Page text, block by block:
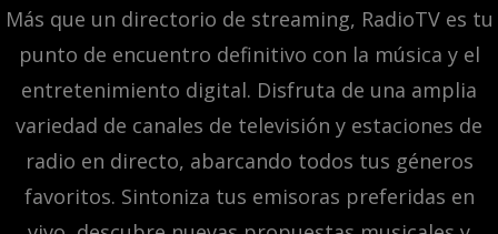
Más que un directorio de streaming, RadioTV es tu
punto de encuentro definitivo con la música y el
entretenimiento digital. Disfruta de una amplia
variedad de canales de televisión y estaciones de
radio en directo, abarcando todos tus géneros
favoritos. Sintoniza tus emisoras preferidas en